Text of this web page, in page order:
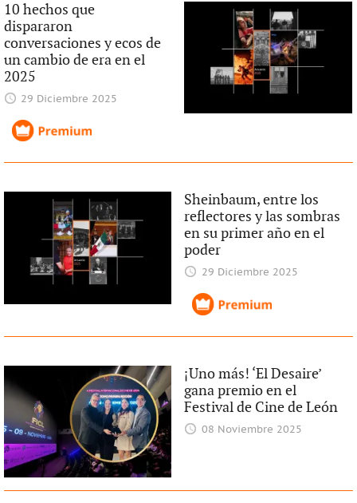
10 hechos que
dispararon
conversaciones y ecos de
un cambio de era en el
2025
29 Diciembre 2025
Sheinbaum, entre los
reflectores y las sombras
en su primer año en el
poder
29 Diciembre 2025
¡Uno más! ‘El Desaire’
gana premio en el
Festival de Cine de León
08 Noviembre 2025